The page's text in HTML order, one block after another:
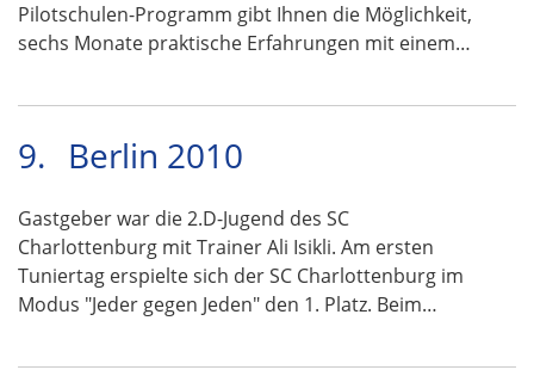
Pilotschulen-Programm gibt Ihnen die Möglichkeit,
sechs Monate praktische Erfahrungen mit einem…
9. Berlin 2010
Gastgeber war die 2.D-Jugend des SC
Charlottenburg mit Trainer Ali Isikli. Am ersten
Tuniertag erspielte sich der SC Charlottenburg im
Modus "Jeder gegen Jeden" den 1. Platz. Beim…